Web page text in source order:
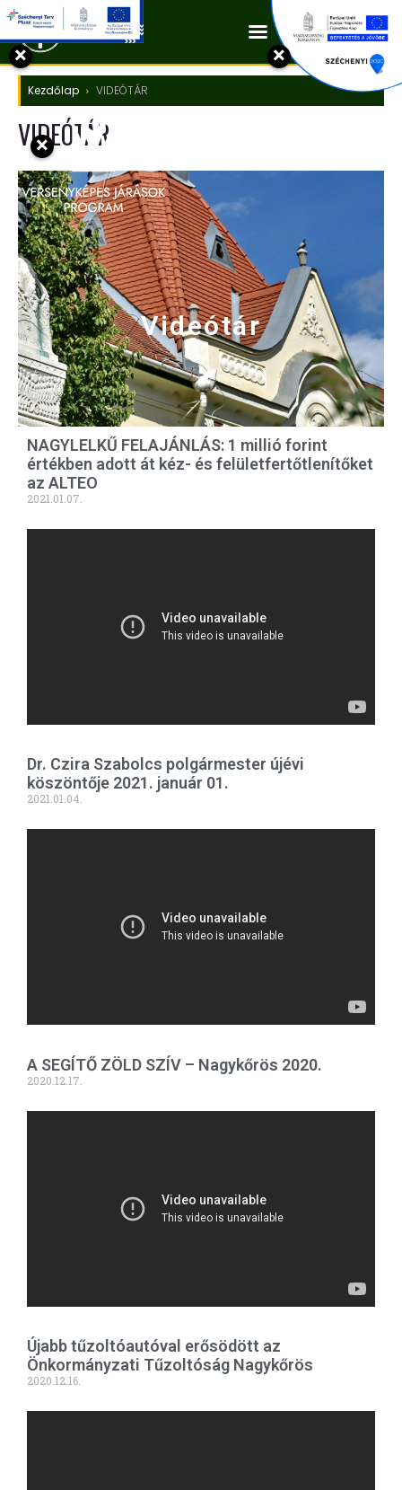
Kapcsolat
Kezdőlap VIDEÓTÁR
VIDEÓTÁR
Videótár
NAGYLELKŰ FELAJÁNLÁS: 1 millió forint
értékben adott át kéz- és felületfertőtlenítőket
az ALTEO
2021.01.07.
Dr. Czira Szabolcs polgármester újévi
köszöntője 2021. január 01.
2021.01.04.
A SEGÍTŐ ZÖLD SZÍV – Nagykőrös 2020.
2020.12.17.
Újabb tűzoltóautóval erősödött az
Önkormányzati Tűzoltóság Nagykőrös
2020.12.16.
×
×
×